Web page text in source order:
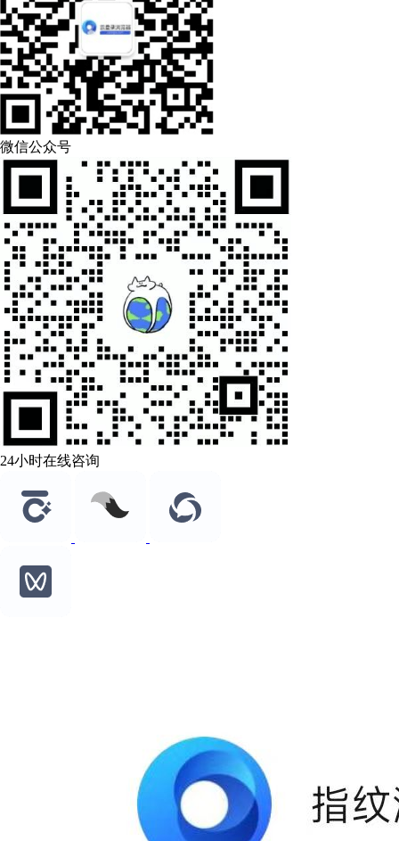
微信公众号
24小时在线咨询